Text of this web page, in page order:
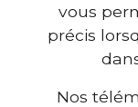
vous
précis
Nos